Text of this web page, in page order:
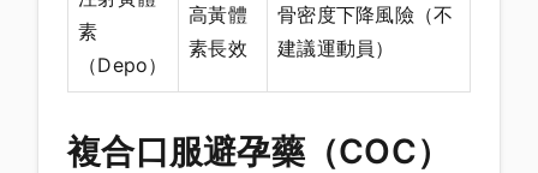
素
（Depo）
高黃體
素長效
骨密度下降風險（不
建議運動員）
複合口服避孕藥（COC）